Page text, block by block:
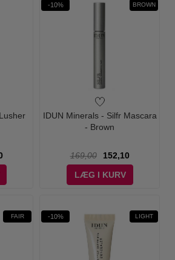
-10% BROWN
IDUN Minerals - Silfr Mascara
- Brown
169,00
152,10
LÆG I KURV
FAIR -10% LIGHT